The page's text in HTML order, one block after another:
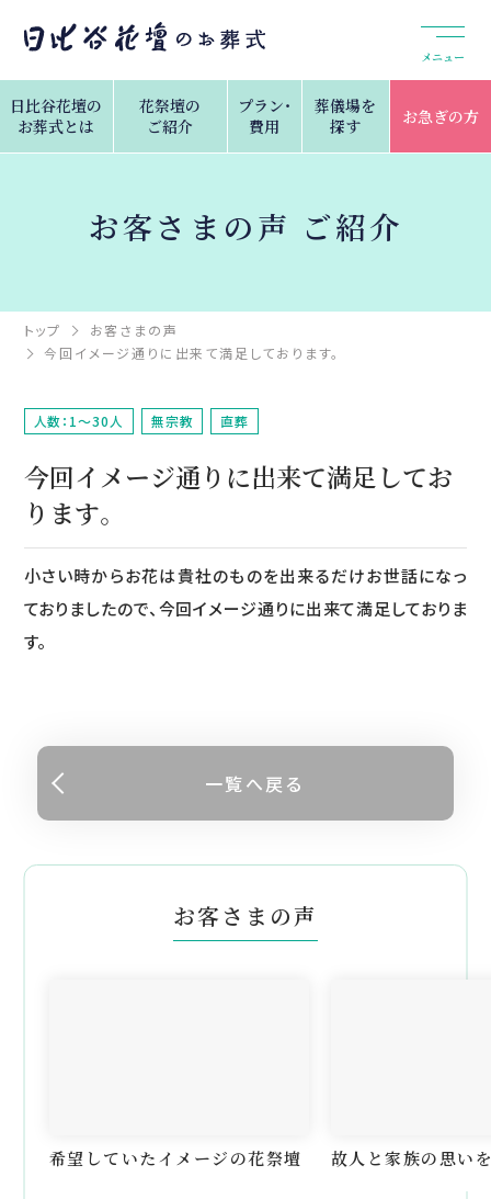
メニュー
日比谷花壇の
お葬式とは
花祭壇の
ご紹介
プラン・
費用
葬儀場を
探す
お急ぎの方
お客さまの声 ご紹介
トップ
お客さまの声
今回イメージ通りに出来て満足しております。
人数：1～30人 無宗教 直葬
今回イメージ通りに出来て満足してお
ります。
小さい時からお花は貴社のものを出来るだけお世話になっ
ておりましたので、今回イメージ通りに出来て満足しておりま
す。
一覧へ戻る
お客さまの声
希望していたイメージの花祭壇 故人と家族の思い